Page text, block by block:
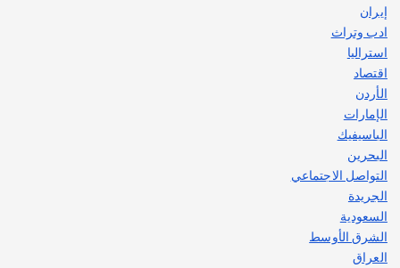
إيران
ادب وتراث
استراليا
اقتصاد
الأردن
الإمارات
الباسيفيك
البحرين
التواصل الاجتماعي
الجريدة
السعودية
الشرق الأوسط
العراق